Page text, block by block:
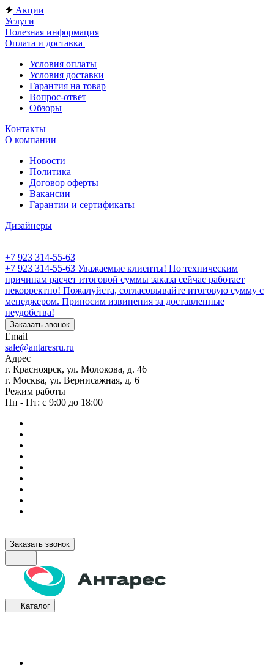
Акции
Услуги
Полезная информация
Оплата и доставка
Условия оплаты
Условия доставки
Гарантия на товар
Вопрос-ответ
Обзоры
Контакты
О компании
Новости
Политика
Договор оферты
Вакансии
Гарантии и сертификаты
Дизайнеры
+7 923 314-55-63
+7 923 314-55-63 Уважаемые клиенты! По техническим
причинам расчет итоговой суммы заказа сейчас работает
некорректно! Пожалуйста, согласовывайте итоговую сумму с
менеджером. Приносим извинения за доставленные
неудобства!
Заказать звонок
Email
sale@antaresru.ru
Адрес
г. Красноярск, ул. Молокова, д. 46
г. Москва, ул. Вернисажная, д. 6
Режим работы
Пн - Пт: с 9:00 до 18:00
Заказать звонок
Каталог